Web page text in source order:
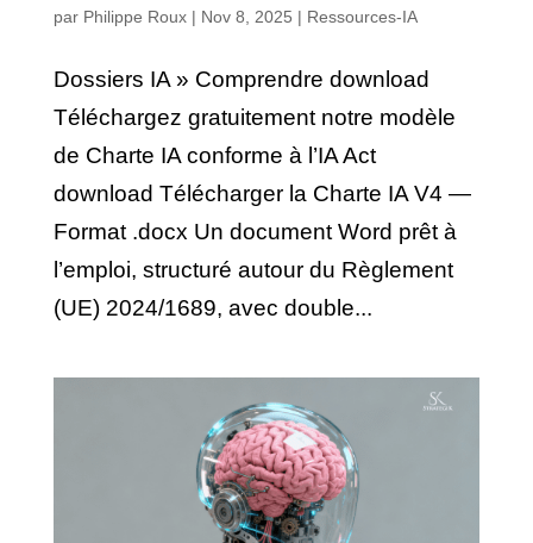
par Philippe Roux| Nov 8, 2025 | Ressources-IA
Dossiers IA » Comprendre download
Téléchargez gratuitement notre modèle
de Charte IA conforme à l’IA Act
download Télécharger la Charte IA V4 —
Format .docx Un document Word prêt à
l’emploi, structuré autour du Règlement
(UE) 2024/1689, avec double...